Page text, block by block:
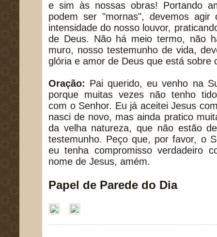
e sim às nossas obras! Portando
podem ser "mornas", devemos
intensidade do nosso louvor,
de Deus. Não há meio termo, não
muro, nosso testemunho de vida,
glória e amor de Deus que está sobre
Oração: Pai querido, eu venho na
porque muitas vezes não tenho
com o Senhor. Eu já aceitei Jesus
nasci de novo, mas ainda pratico
da velha natureza, que não estão
testemunho. Peço que, por favor, o
eu tenha compromisso verdadeiro
nome de Jesus, amém.
Papel de Parede do Dia